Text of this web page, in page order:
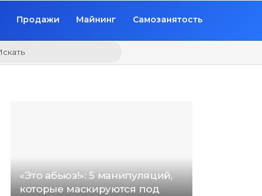
Продажи Майнинг Самозанятость
«Это абьюз!»: 5 манипуляций,
которые маскируются под